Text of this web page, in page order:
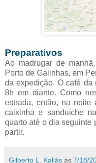
Preparativos
Ao madrugar de
Porto de Galinhas, em
da expedição. O café da
8h em diante. Como
estrada, então, na noite
caixinha e sanduíche
quarto até o dia seguinte
partir.
Gilberto L. Kallás às 7/18/